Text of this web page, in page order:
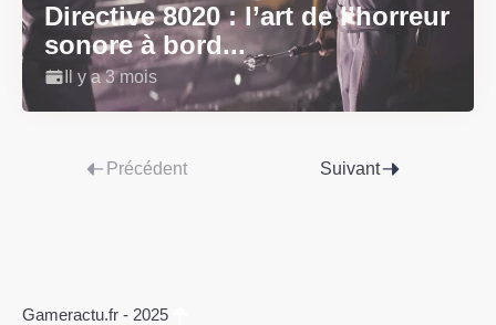
Directive 8020 : l’art de l’horreur
sonore à bord...
Il y a 3 mois
Précédent Suivant
Gameractu.fr - 2025